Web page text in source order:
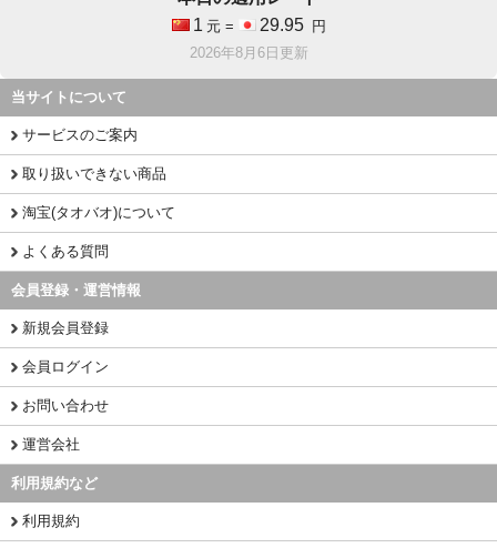
1 元 = 29.95
円
2026年8月6日更新
当サイトについて
サービスのご案内
取り扱いできない商品
淘宝(タオバオ)について
よくある質問
会員登録・運営情報
新規会員登録
会員ログイン
お問い合わせ
運営会社
利用規約など
利用規約